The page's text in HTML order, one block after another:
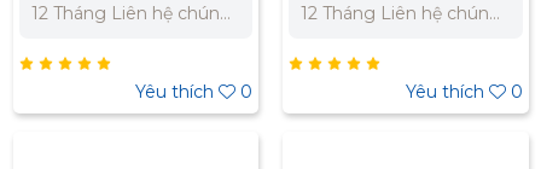
12 Tháng Liên hệ chúng
nhất cho dự án. Miền
Bắc : 0989 310 979 -
0973 106 269 Miền Nam:
Yêu thích 0
12 Tháng Liên hệ chúng
nhất cho dự án. Miền
Bắc : 0989 310 979 -
0973 106 269 Miền Nam:
Yêu thích 0